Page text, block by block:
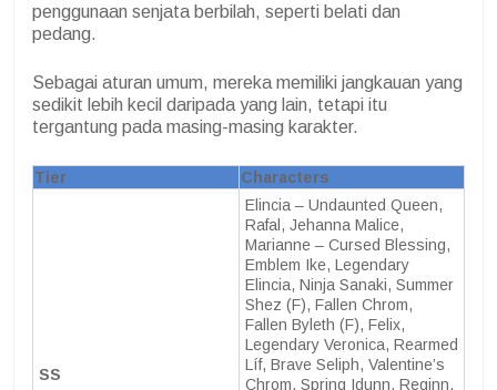
penggunaan senjata berbilah, seperti belati dan
pedang.
Sebagai aturan umum, mereka memiliki jangkauan yang
sedikit lebih kecil daripada yang lain, tetapi itu
tergantung pada masing-masing karakter.
Tier Characters
SS
Elincia – Undaunted Queen,
Rafal, Jehanna Malice,
Marianne – Cursed Blessing,
Emblem Ike, Legendary
Elincia, Ninja Sanaki, Summer
Shez (F), Fallen Chrom,
Fallen Byleth (F), Felix,
Legendary Veronica, Rearmed
Líf, Brave Seliph, Valentine’s
Chrom, Spring Idunn, Reginn,